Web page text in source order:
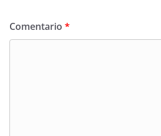
Comentario *